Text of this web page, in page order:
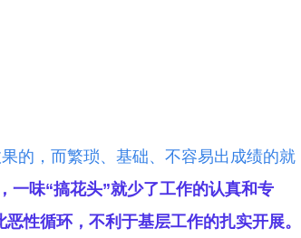
的，而繁琐、基础、不容易出成绩的就
一味“搞花头”就少了工作的认真和专
性循环，不利于基层工作的扎实开展。